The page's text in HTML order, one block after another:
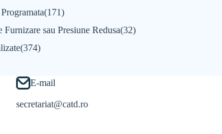
(171)
(374)
Furnizare sau Presiune Redusa(32)
E-mail
secretariat@catd.ro